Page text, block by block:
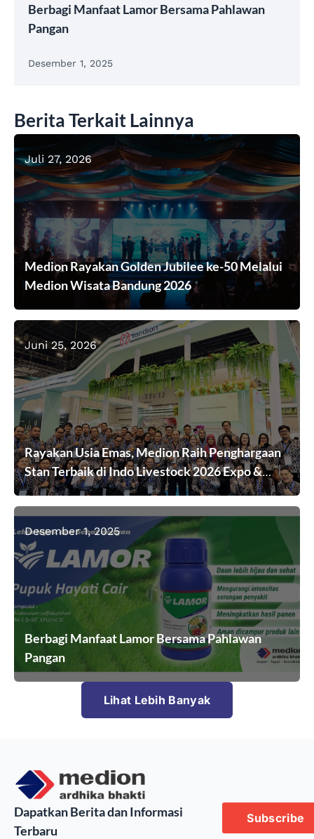
Berbagi Manfaat Lamor Bersama Pahlawan
Pangan
Desember 1, 2025
Berita Terkait Lainnya
Lihat Lebih Banyak
Juli 27, 2026
Medion Rayakan Golden Jubilee ke-50 Melalui
Medion Wisata Bandung 2026
Juni 25, 2026
Rayakan Usia Emas, Medion Raih Penghargaan
Stan Terbaik di Indo Livestock 2026 Expo &
Forum
Desember 1, 2025
Berbagi Manfaat Lamor Bersama Pahlawan
Pangan
Dapatkan Berita dan Informasi
Terbaru
Subscribe